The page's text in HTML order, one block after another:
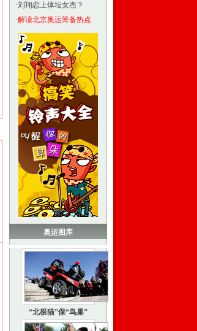
·刘翔恋上体坛女杰？
·解读北京奥运筹备热点
奥运图库
“北极猫”保“鸟巢”